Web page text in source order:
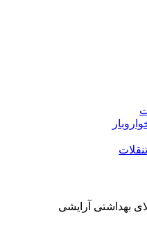
بهداشتی آرایشی